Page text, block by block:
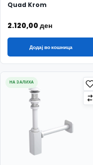
Quad Krom
2.120,00 ден
Додај во кошница
НА ЗАЛИХА